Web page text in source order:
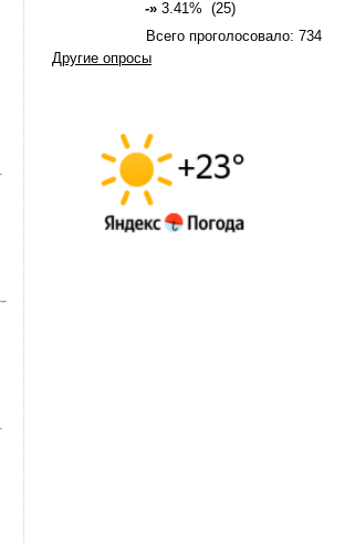
-» 3.41% (25)
Всего проголосовало: 734
Другие опросы